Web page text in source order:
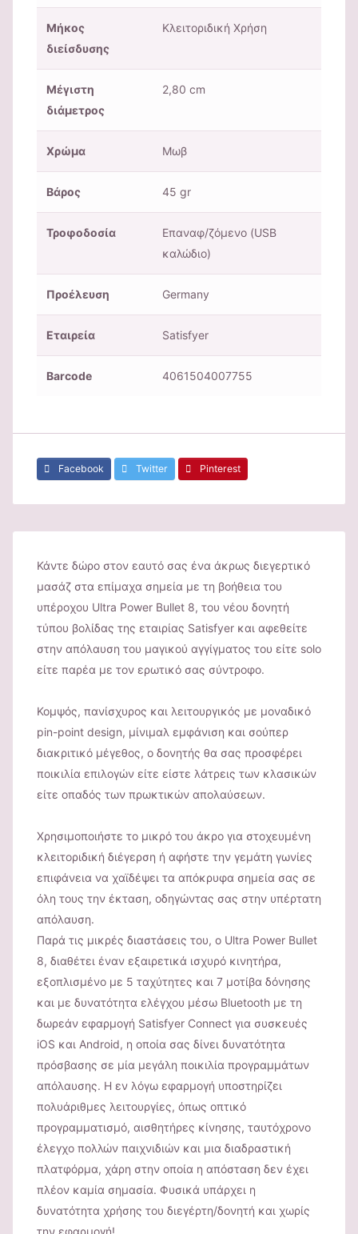
Μήκος
διείσδυσης
Κλειτοριδική Χρήση
Μέγιστη
διάμετρος
2,80 cm
Χρώμα Μωβ
Βάρος 45 gr
Τροφοδοσία
Επαναφ/ζόμενο (USB
καλώδιο)
Προέλευση Germany
Εταιρεία Satisfyer
Barcode 4061504007755
Facebook Twitter Pinterest
Κάντε δώρο στον εαυτό σας ένα άκρως διεγερτικό
μασάζ στα επίμαχα σημεία με τη βοήθεια του
υπέροχου Ultra Power Bullet 8, του νέου δονητή
τύπου βολίδας της εταιρίας Satisfyer και αφεθείτε
στην απόλαυση του μαγικού αγγίγματος του είτε solo
είτε παρέα με τον ερωτικό σας σύντροφο.
Κομψός, πανίσχυρος και λειτουργικός με μοναδικό
pin-point design, μίνιμαλ εμφάνιση και σούπερ
διακριτικό μέγεθος, ο δονητής θα σας προσφέρει
ποικιλία επιλογών είτε είστε λάτρεις των κλασικών
είτε οπαδός των πρωκτικών απολαύσεων.
Χρησιμοποιήστε το μικρό του άκρο για στοχευμένη
κλειτοριδική διέγερση ή αφήστε την γεμάτη γωνίες
επιφάνεια να χαϊδέψει τα απόκρυφα σημεία σας σε
όλη τους την έκταση, οδηγώντας σας στην υπέρτατη
απόλαυση.
Παρά τις μικρές διαστάσεις του, ο Ultra Power Bullet
8, διαθέτει έναν εξαιρετικά ισχυρό κινητήρα,
εξοπλισμένο με 5 ταχύτητες και 7 μοτίβα δόνησης
και με δυνατότητα ελέγχου μέσω Bluetooth με τη
δωρεάν εφαρμογή Satisfyer Connect για συσκευές
iOS και Android, η οποία σας δίνει δυνατότητα
πρόσβασης σε μία μεγάλη ποικιλία προγραμμάτων
απόλαυσης. Η εν λόγω εφαρμογή υποστηρίζει
πολυάριθμες λειτουργίες, όπως οπτικό
προγραμματισμό, αισθητήρες κίνησης, ταυτόχρονο
έλεγχο πολλών παιχνιδιών και μια διαδραστική
πλατφόρμα, χάρη στην οποία η απόσταση δεν έχει
πλέον καμία σημασία. Φυσικά υπάρχει η
δυνατότητα χρήσης του διεγέρτη/δονητή και χωρίς